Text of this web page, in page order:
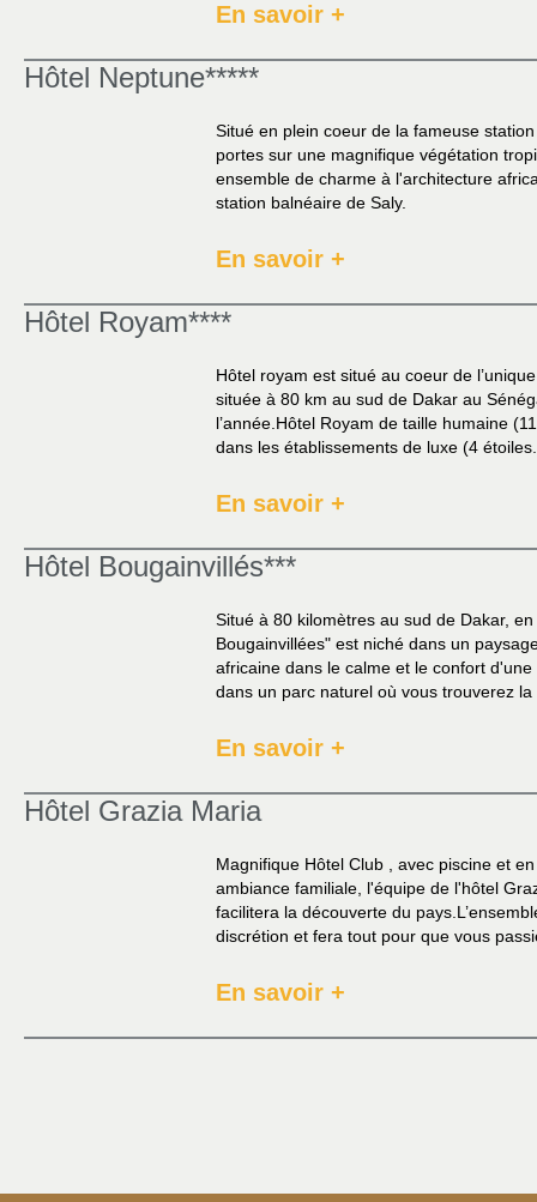
En savoir +
Hôtel Neptune*****
Situé en plein coeur de la fameuse
portes sur une magnifique végétation
ensemble de charme à l'architecture
station balnéaire de Saly.
En savoir +
Hôtel Royam****
Hôtel royam est situé au coeur de
située à 80 km au sud de Dakar au
l’année.Hôtel Royam de taille humaine
dans les établissements de luxe (4
En savoir +
Hôtel Bougainvillés***
Situé à 80 kilomètres au sud de Dakar,
Bougainvillées" est niché dans un
africaine dans le calme et le confort
dans un parc naturel où vous trouverez
En savoir +
Hôtel Grazia Maria
Magnifique Hôtel Club , avec piscine et
ambiance familiale, l'équipe de l'hôtel
facilitera la découverte du
discrétion et fera tout pour que vous
En savoir +